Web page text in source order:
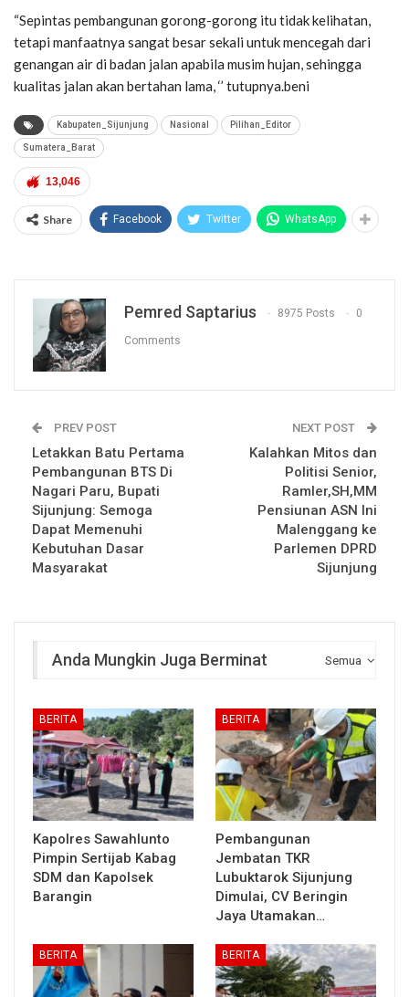
“Sepintas pembangunan gorong-gorong itu tidak kelihatan,
tetapi manfaatnya sangat besar sekali untuk mencegah dari
genangan air di badan jalan apabila musim hujan, sehingga
kualitas jalan akan bertahan lama, ‘’ tutupnya.beni
Kabupaten_Sijunjung Nasional Pilihan_Editor
Sumatera_Barat
13,046
Share Facebook Twitter WhatsApp
Pemred Saptarius 8975 Posts 0
Comments
PREV POST
Letakkan Batu Pertama
Pembangunan BTS Di
Nagari Paru, Bupati
Sijunjung: Semoga
Dapat Memenuhi
Kebutuhan Dasar
Masyarakat
NEXT POST
Kalahkan Mitos dan
Politisi Senior,
Ramler,SH,MM
Pensiunan ASN Ini
Malenggang ke
Parlemen DPRD
Sijunjung
Semua
Anda Mungkin Juga Berminat
BERITA
Kapolres Sawahlunto
Pimpin Sertijab Kabag
SDM dan Kapolsek
Barangin
BERITA
Pembangunan
Jembatan TKR
Lubuktarok Sijunjung
Dimulai, CV Beringin
Jaya Utamakan…
BERITA BERITA